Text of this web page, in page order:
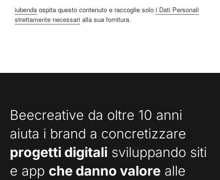
iubenda ospita questo contenuto e raccoglie solo i Dati Personali
strettamente necessari alla sua fornitura.
Beecreative da oltre 10 anni
aiuta i brand a concretizzare
progetti digitali sviluppando siti
e app che danno valore alle